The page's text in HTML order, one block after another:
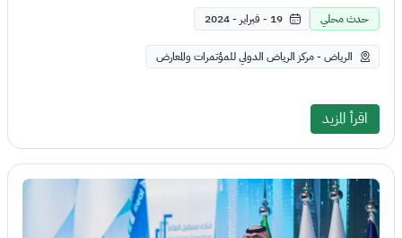
حدث محلي 19 - فبراير - 2024
الرياض - مركز الرياض الدولي للمؤتمرات والمعارض
اقرأ المزيد